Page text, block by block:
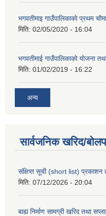
भगवतीमाइ गाउँपालिकाकाे प्रथम
मिति: 02/05/2020 - 16:04
भगवतीमाई गाउँपालिकाको याेजना
मिति: 01/02/2019 - 16:22
अन्य
सार्वजनिक खरिद/
संक्षिप्त सूची (short list) प्रकाशन
मिति: 07/12/2026 - 20:04
बाह्य निर्माण सामग्री खरिद तथा